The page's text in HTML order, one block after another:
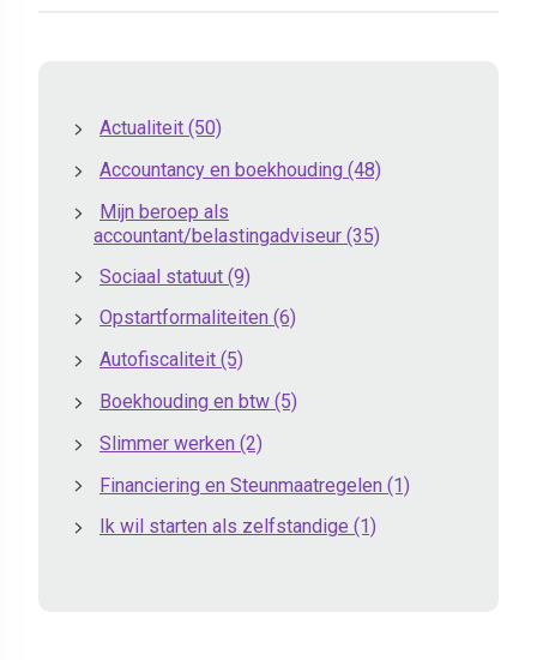
Actualiteit (50)
Accountancy en boekhouding (48)
Mijn beroep als
accountant/belastingadviseur (35)
Sociaal statuut (9)
Opstartformaliteiten (6)
Autofiscaliteit (5)
Boekhouding en btw (5)
Slimmer werken (2)
Financiering en Steunmaatregelen (1)
Ik wil starten als zelfstandige (1)